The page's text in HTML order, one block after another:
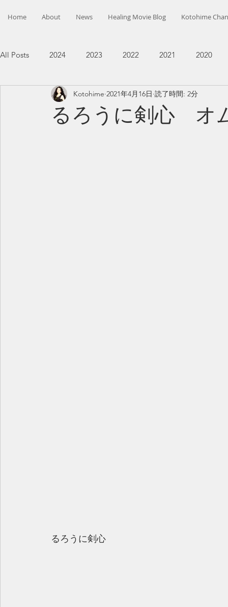
Home About News Healing Movie Blog Kotohime
All Posts 2024 2023 2022 2021 2020
るろうに剣心 オ
Kotohime 2021年4月16日 読了時間: 2分
るろうに剣心